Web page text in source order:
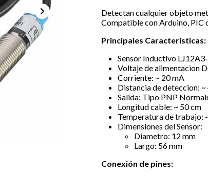
Detectan cualquier objeto
Compatible con Arduino, PIC
Principales Características:
Sensor Inductivo
Voltaje de alimentacion
Corriente: ~ 20 mA
Distancia de deteccion: ~
Salida: Tipo PNP
Longitud cable: ~ 50 cm
Temperatura de trabajo: -
Dimensiones del Sensor:
Diametro: 12 mm
Largo: 56 mm
Conexión de pines: